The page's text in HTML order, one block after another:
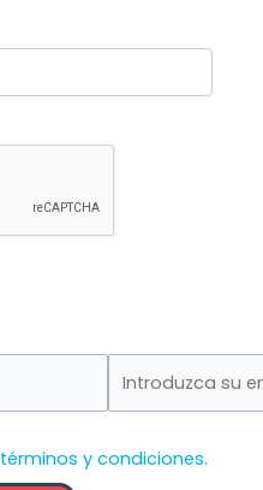
términos y condiciones.